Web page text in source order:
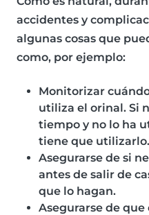
accidentes y
algunas cosas que
como, por ejemplo:
Monitorizar
utiliza el orinal. Si
tiempo y no lo ha
tiene que utilizarlo.
Asegurarse de si
antes de salir de
que lo hagan.
Asegurarse de que